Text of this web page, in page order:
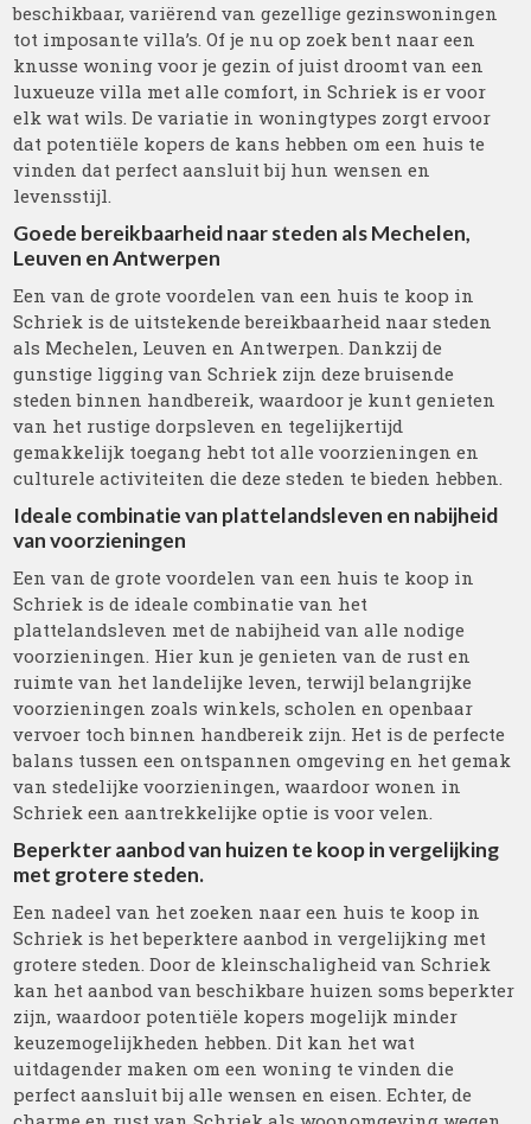
beschikbaar, variërend van gezellige gezinswoningen
tot imposante villa’s. Of je nu op zoek bent naar een
knusse woning voor je gezin of juist droomt van een
luxueuze villa met alle comfort, in Schriek is er voor
elk wat wils. De variatie in woningtypes zorgt ervoor
dat potentiële kopers de kans hebben om een huis te
vinden dat perfect aansluit bij hun wensen en
levensstijl.
Goede bereikbaarheid naar steden als Mechelen,
Leuven en Antwerpen
Een van de grote voordelen van een huis te koop in
Schriek is de uitstekende bereikbaarheid naar steden
als Mechelen, Leuven en Antwerpen. Dankzij de
gunstige ligging van Schriek zijn deze bruisende
steden binnen handbereik, waardoor je kunt genieten
van het rustige dorpsleven en tegelijkertijd
gemakkelijk toegang hebt tot alle voorzieningen en
culturele activiteiten die deze steden te bieden hebben.
Ideale combinatie van plattelandsleven en nabijheid
van voorzieningen
Een van de grote voordelen van een huis te koop in
Schriek is de ideale combinatie van het
plattelandsleven met de nabijheid van alle nodige
voorzieningen. Hier kun je genieten van de rust en
ruimte van het landelijke leven, terwijl belangrijke
voorzieningen zoals winkels, scholen en openbaar
vervoer toch binnen handbereik zijn. Het is de perfecte
balans tussen een ontspannen omgeving en het gemak
van stedelijke voorzieningen, waardoor wonen in
Schriek een aantrekkelijke optie is voor velen.
Beperkter aanbod van huizen te koop in vergelijking
met grotere steden.
Een nadeel van het zoeken naar een huis te koop in
Schriek is het beperktere aanbod in vergelijking met
grotere steden. Door de kleinschaligheid van Schriek
kan het aanbod van beschikbare huizen soms beperkter
zijn, waardoor potentiële kopers mogelijk minder
keuzemogelijkheden hebben. Dit kan het wat
uitdagender maken om een woning te vinden die
perfect aansluit bij alle wensen en eisen. Echter, de